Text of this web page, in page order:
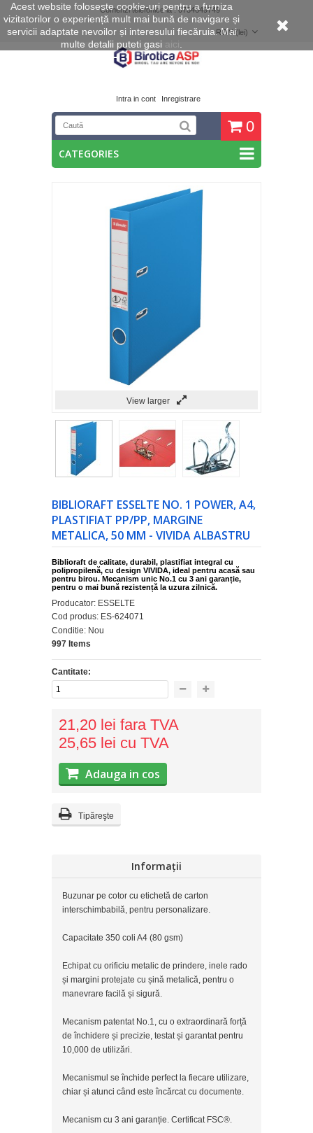
Comenzi telefonice la : 0734649749
RON (lei)
0
Intra in cont Inregistrare
CATEGORIES
View larger
BIBLIORAFT ESSELTE NO. 1 POWER, A4,
PLASTIFIAT PP/PP, MARGINE
METALICA, 50 MM - VIVIDA ALBASTRU
Biblioraft de calitate, durabil, plastifiat integral cu
polipropilenă, cu design VIVIDA, ideal pentru acasă sau
pentru birou. Mecanism unic No.1 cu 3 ani garanție,
pentru o mai bună rezistență la uzura zilnică.
Producator: ESSELTE
Cod produs: ES-624071
Conditie: Nou
997 Items
Cantitate:
21,20 lei fara TVA
25,65 lei cu TVA
Adauga in cos
Tipăreşte
Informații
Buzunar pe cotor cu etichetă de carton
interschimbabilă, pentru personalizare.
Capacitate 350 coli A4 (80 gsm)
Echipat cu orificiu metalic de prindere, inele rado
și margini protejate cu șină metalică, pentru o
manevrare facilă și sigură.
Mecanism patentat No.1, cu o extraordinară forță
de închidere și precizie, testat și garantat pentru
10,000 de utilizări.
Mecanismul se închide perfect la fiecare utilizare,
chiar și atunci când este încărcat cu documente.
Mecanism cu 3 ani garanție. Certificat FSC®.
Acest website foloseste cookie-uri pentru a furniza
vizitatorilor o experiență mult mai bună de navigare și
servicii adaptate nevoilor și interesului fiecăruia. Mai
multe detalii puteti gasi aici